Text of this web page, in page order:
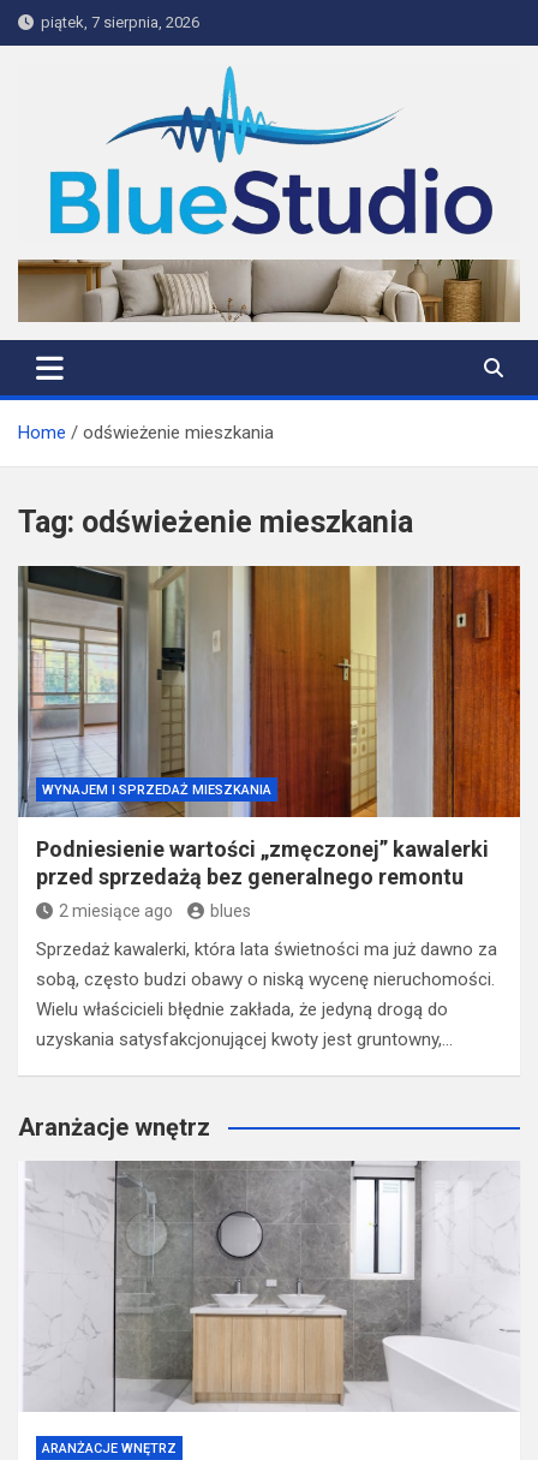
Skip
to
piątek, 7 sierpnia, 2026
BlueStudio
Home odświeżenie mieszkania
Tag: odświeżenie mieszkania
WYNAJEM I SPRZEDAŻ MIESZKANIA
Podniesienie wartości „zmęczonej” kawalerki
przed sprzedażą bez generalnego remontu
2 miesiące ago blues
Sprzedaż kawalerki, która lata świetności ma już dawno za
sobą, często budzi obawy o niską wycenę nieruchomości.
Wielu właścicieli błędnie zakłada, że jedyną drogą do
uzyskania satysfakcjonującej kwoty jest gruntowny,…
Aranżacje wnętrz
ARANŻACJE WNĘTRZ